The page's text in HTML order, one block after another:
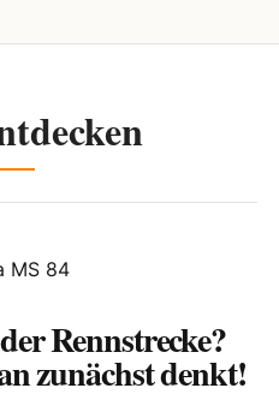
Rennstrecke?
zunächst denkt!